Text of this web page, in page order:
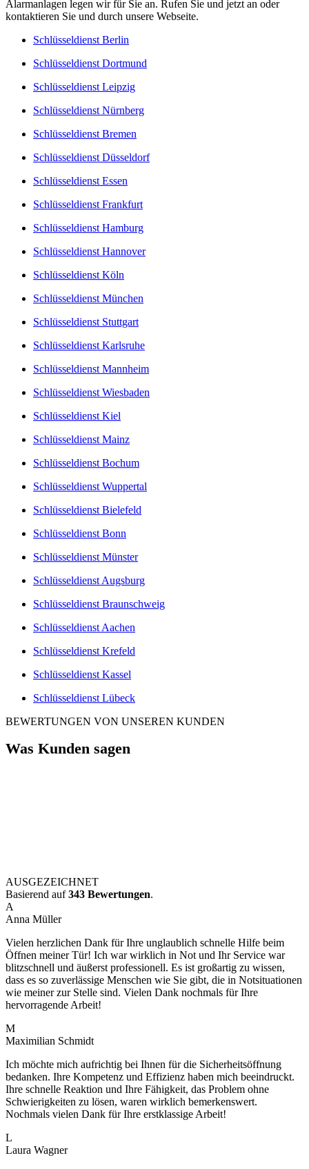
Alarmanlagen legen wir für Sie an. Rufen Sie und jetzt an oder
kontaktieren Sie und durch unsere Webseite.
Schlüsseldienst Berlin
Schlüsseldienst Dortmund
Schlüsseldienst Leipzig
Schlüsseldienst Nürnberg
Schlüsseldienst Bremen
Schlüsseldienst Düsseldorf
Schlüsseldienst Essen
Schlüsseldienst Frankfurt
Schlüsseldienst Hamburg
Schlüsseldienst Hannover
Schlüsseldienst Köln
Schlüsseldienst München
Schlüsseldienst Stuttgart
Schlüsseldienst Karlsruhe
Schlüsseldienst Mannheim
Schlüsseldienst Wiesbaden
Schlüsseldienst Kiel
Schlüsseldienst Mainz
Schlüsseldienst Bochum
Schlüsseldienst Wuppertal
Schlüsseldienst Bielefeld
Schlüsseldienst Bonn
Schlüsseldienst Münster
Schlüsseldienst Augsburg
Schlüsseldienst Braunschweig
Schlüsseldienst Aachen
Schlüsseldienst Krefeld
Schlüsseldienst Kassel
Schlüsseldienst Lübeck
BEWERTUNGEN VON UNSEREN KUNDEN
Was Kunden sagen
AUSGEZEICHNET
Basierend auf343 Bewertungen.
A
Anna Müller
Vielen herzlichen Dank für Ihre unglaublich schnelle Hilfe beim
Öffnen meiner Tür! Ich war wirklich in Not und Ihr Service war
blitzschnell und äußerst professionell. Es ist großartig zu wissen,
dass es so zuverlässige Menschen wie Sie gibt, die in Notsituationen
wie meiner zur Stelle sind. Vielen Dank nochmals für Ihre
hervorragende Arbeit!
M
Maximilian Schmidt
Ich möchte mich aufrichtig bei Ihnen für die Sicherheitsöffnung
bedanken. Ihre Kompetenz und Effizienz haben mich beeindruckt.
Ihre schnelle Reaktion und Ihre Fähigkeit, das Problem ohne
Schwierigkeiten zu lösen, waren wirklich bemerkenswert.
Nochmals vielen Dank für Ihre erstklassige Arbeit!
L
Laura Wagner